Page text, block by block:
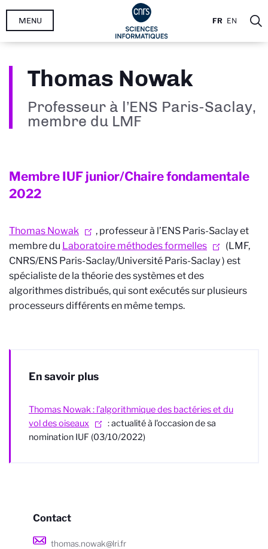
Aller
FR EN
MENU
Thomas Nowak
Professeur à l’ENS Paris-Saclay,
membre du LMF
Membre IUF junior/Chaire fondamentale
2022
Thomas Nowak
, professeur à l’ENS Paris-Saclay et
membre du Laboratoire méthodes formelles
(LMF,
CNRS/ENS Paris-Saclay/Université Paris-Saclay ) est
spécialiste de la théorie des systèmes et des
algorithmes distribués, qui sont exécutés sur plusieurs
processeurs différents en même temps.
En savoir plus
Thomas Nowak : l’algorithmique des bactéries et du
vol des oiseaux
: actualité à l'occasion de sa
nomination IUF (03/10/2022)
Contact
thomas.nowak@lri.fr